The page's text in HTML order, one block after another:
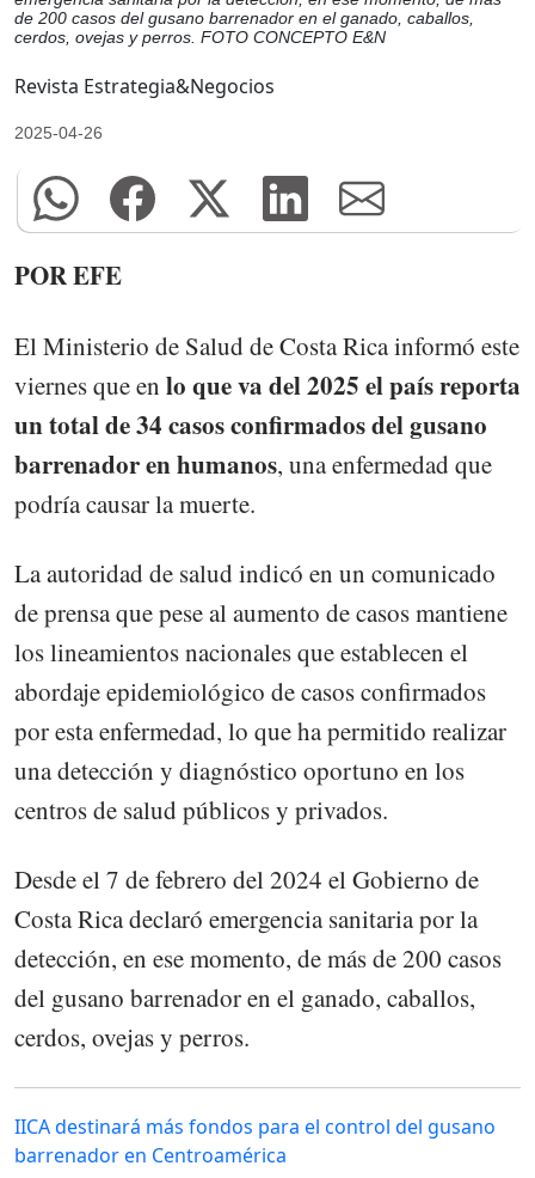
de 200 casos del gusano barrenador en el ganado, caballos,
cerdos, ovejas y perros. FOTO CONCEPTO E&N
Revista Estrategia&Negocios
2025-04-26
POR EFE
El Ministerio de Salud de Costa Rica informó este
viernes que en lo que va del 2025 el país reporta
un total de 34 casos confirmados del gusano
barrenador en humanos, una enfermedad que
podría causar la muerte.
La autoridad de salud indicó en un comunicado
de prensa que pese al aumento de casos mantiene
los lineamientos nacionales que establecen el
abordaje epidemiológico de casos confirmados
por esta enfermedad, lo que ha permitido realizar
una detección y diagnóstico oportuno en los
centros de salud públicos y privados.
Desde el 7 de febrero del 2024 el Gobierno de
Costa Rica declaró emergencia sanitaria por la
detección, en ese momento, de más de 200 casos
del gusano barrenador en el ganado, caballos,
cerdos, ovejas y perros.
IICA destinará más fondos para el control del gusano
barrenador en Centroamérica